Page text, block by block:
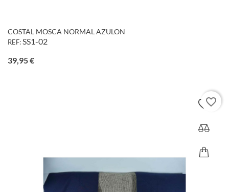
COSTAL MOSCA NORMAL AZULON
REF:SS1-02
39,95 €Precio
favorite_border